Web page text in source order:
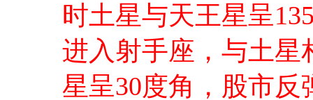
时土星与天王星呈
进入射手座，与土星
星呈30度角，股市反